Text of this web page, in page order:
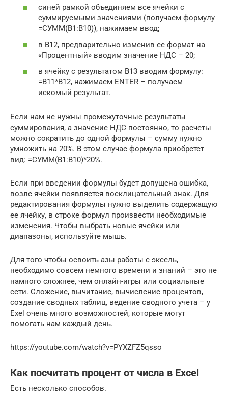
синей рамкой объединяем все ячейки с
суммируемыми значениями (получаем формулу
=СУММ(B1:B10)), нажимаем ввод;
в В12, предварительно изменив ее формат на
«Процентный» вводим значение НДС – 20;
в ячейку с результатом В13 вводим формулу:
=В11*B12, нажимаем ENTER – получаем
искомый результат.
Если нам не нужны промежуточные результаты
суммирования, а значение НДС постоянно, то расчеты
можно сократить до одной формулы – сумму нужно
умножить на 20%. В этом случае формула приобретет
вид: =СУММ(B1:B10)*20%.
Если при введении формулы будет допущена ошибка,
возле ячейки появляется восклицательный знак. Для
редактирования формулы нужно выделить содержащую
ее ячейку, в строке формул произвести необходимые
изменения. Чтобы выбрать новые ячейки или
диапазоны, используйте мышь.
Для того чтобы освоить азы работы с эксель,
необходимо совсем немного времени и знаний – это не
намного сложнее, чем онлайн-игры или социальные
сети. Сложение, вычитание, вычисление процентов,
создание сводных таблиц, ведение сводного учета – у
Exel очень много возможностей, которые могут
помогать нам каждый день.
https://youtube.com/watch?v=PYXZFZ5qsso
Как посчитать процент от числа в Excel
Есть несколько способов.